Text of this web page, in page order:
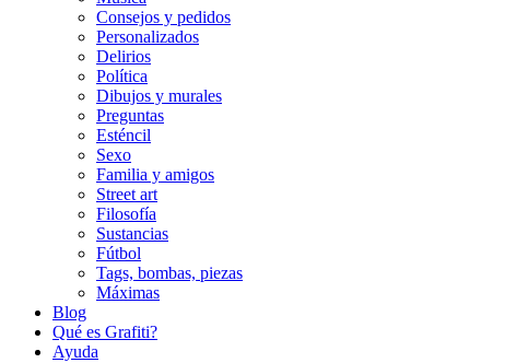
Consejos y pedidos
Personalizados
Delirios
Política
Dibujos y murales
Preguntas
Esténcil
Sexo
Familia y amigos
Street art
Filosofía
Sustancias
Fútbol
Tags, bombas, piezas
Máximas
Blog
Qué es Grafiti?
Ayuda